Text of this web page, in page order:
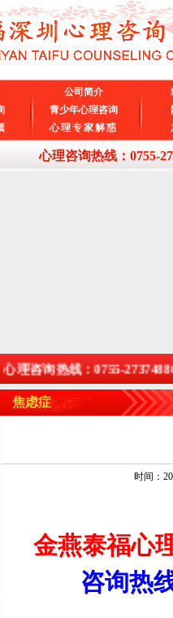
公司简介
青少年心理咨询
心理专家解惑
心理咨询热线：0755-
理咨询热线：0755-
焦虑症
时间：
金燕泰福心
咨询热